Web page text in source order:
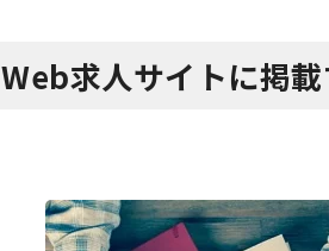
Web求人サイトに掲